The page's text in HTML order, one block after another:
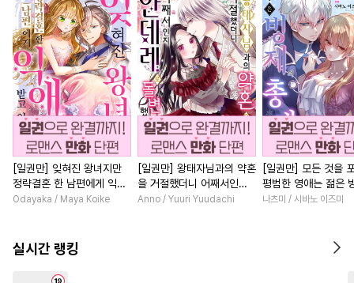
[일권만] 잊혀진 왕녀지만
정략결혼 한 남편에게 익애
받고 있습니다 [단행본]
Odayaka / Maya Koike
[일권만] 왕태자님과의 약혼
을 거절했더니 어째서인지
얀데레로 돌변했습니다 [단
Anno / Yuuri Yuudachi
[일권만] 모든 것을
평범한 영애는 젊은
총애를 받는다 [단행
나츠미 / 시바노 이즈미
실시간 랭킹